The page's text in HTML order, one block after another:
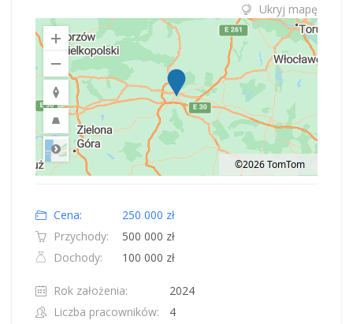
Ukryj mapę
Road
©2026 TomTom
Cena:
250 000 zł
Przychody:
500 000 zł
Dochody:
100 000 zł
Rok założenia:
2024
Liczba pracowników:
4